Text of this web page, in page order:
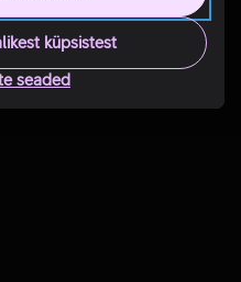
küpsistest
seaded